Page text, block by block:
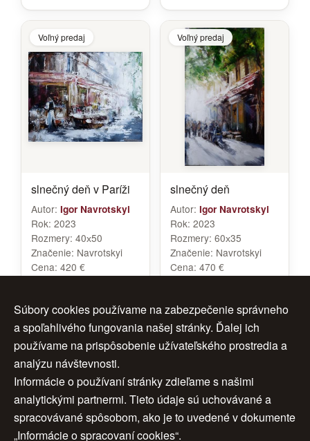
Voľný predaj
slnečný deň v Paríži
Autor: Igor Navrotskyi
Rok: 2023
Rozmery: 40х50
Značenie: Navrotskyi
Cena: 420 €
Voľný predaj
slnečný deň
Autor: Igor Navrotskyi
Rok: 2023
Rozmery: 60х35
Značenie: Navrotskyi
Cena: 470 €
<<
< späť
ďalej >
3 4 5
6
9
Súbory cookies používame na zabezpečenie správneho
a spoľahlivého fungovania našej stránky. Ďalej ich
používame na prispôsobenie užívateľského prostredia a
analýzu návštevnosti.
Informácie o používaní stránky zdieľame s našimi
analytickými partnermi. Tieto údaje sú uchovávané a
spracovávané spôsobom, ako je to uvedené v dokumente
„Informácie o spracovaní cookies“.